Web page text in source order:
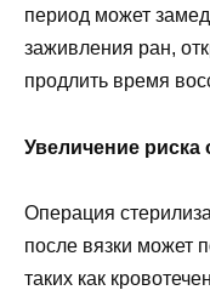
период может
заживления ран,
продлить время
Увеличение риска
Операция
после вязки может
таких как